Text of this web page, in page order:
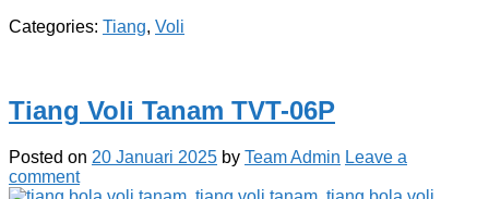
Categories: Tiang, Voli
Tiang Voli Tanam TVT-06P
Posted on 20 Januari 2025 by Team Admin Leave a
comment